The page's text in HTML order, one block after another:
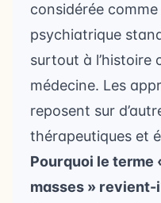
considérée
psychiatrique
surtout à l’histoire
médecine. Les
reposent sur
thérapeutiques et
Pourquoi le terme
masses » revient-